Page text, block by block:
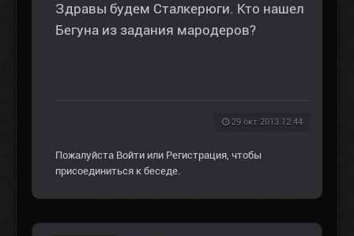
Здравы будем Сталкерюги. Кто нашел
Бегуна из задания мародеров?
29 окт 2013 12:44
Пожалуйста Войти или Регистрация, чтобы
присоединиться к беседе.